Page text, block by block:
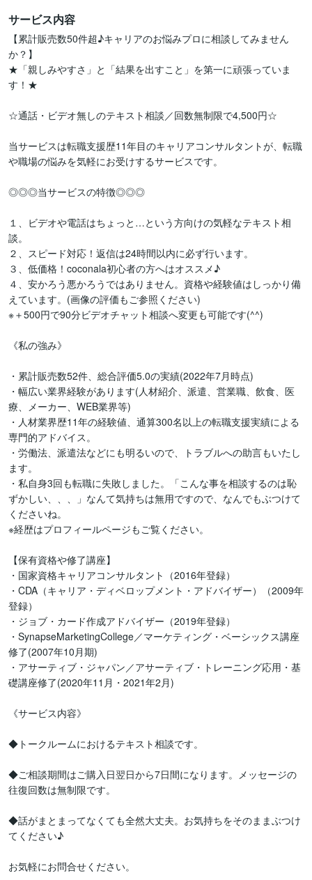
サービス内容
【累計販売数50件超♪キャリアのお悩みプロに相談してみません
か？】
★「親しみやすさ」と「結果を出すこと」を第一に頑張っていま
す！★
☆通話・ビデオ無しのテキスト相談／回数無制限で4,500円☆
当サービスは転職支援歴11年目のキャリアコンサルタントが、転職
や職場の悩みを気軽にお受けするサービスです。
◎◎◎当サービスの特徴◎◎◎
１、ビデオや電話はちょっと…という方向けの気軽なテキスト相
談。
２、スピード対応！返信は24時間以内に必ず行います。
３、低価格！coconala初心者の方へはオススメ♪
４、安かろう悪かろうではありません。資格や経験値はしっかり備
えています。(画像の評価もご参照ください)
※＋500円で90分ビデオチャット相談へ変更も可能です(^^)
《私の強み》
・累計販売数52件、総合評価5.0の実績(2022年7月時点)
・幅広い業界経験があります(人材紹介、派遣、営業職、飲食、医
療、メーカー、WEB業界等)
・人材業界歴11年の経験値、通算300名以上の転職支援実績による
専門的アドバイス。
・労働法、派遣法などにも明るいので、トラブルへの助言もいたし
ます。
・私自身3回も転職に失敗しました。「こんな事を相談するのは恥
ずかしい、、、」なんて気持ちは無用ですので、なんでもぶつけて
くださいね。
※経歴はプロフィールページもご覧ください。
【保有資格や修了講座】
・国家資格キャリアコンサルタント（2016年登録）
・CDA（キャリア・ディベロップメント・アドバイザー）（2009年
登録）
・ジョブ・カード作成アドバイザー（2019年登録）
・SynapseMarketingCollege／マーケティング・ベーシックス講座
修了(2007年10月期)
・アサーティブ・ジャパン／アサーティブ・トレーニング応用・基
礎講座修了(2020年11月・2021年2月)
《サービス内容》
◆トークルームにおけるテキスト相談です。
◆ご相談期間はご購入日翌日から7日間になります。メッセージの
往復回数は無制限です。
◆話がまとまってなくても全然大丈夫。お気持ちをそのままぶつけ
てください♪
お気軽にお問合せください。